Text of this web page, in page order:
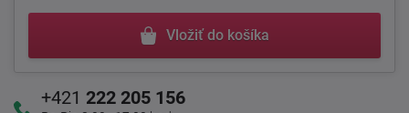
Vložiť do košíka
+421 222 205 156